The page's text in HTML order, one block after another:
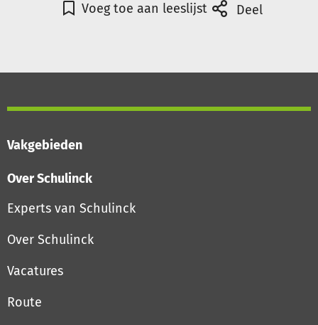
Voeg toe aan leeslijst Deel
Vakgebieden
Over Schulinck
Experts van Schulinck
Over Schulinck
Vacatures
Route